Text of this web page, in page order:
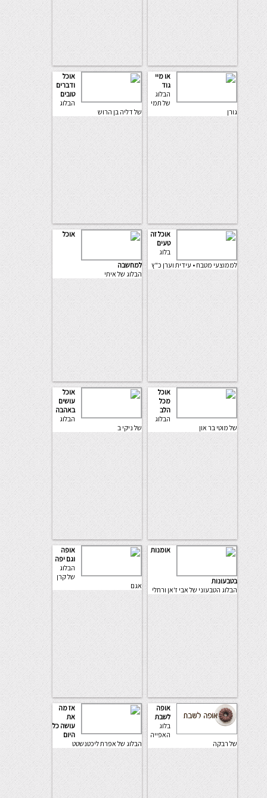
או מיי
גוד
הבלוג
של תמי
גורן
אוכל
ודברים
טובים
הבלוג
של דליה בן הרוש
אוכל זה
טעים
בלוג
לממוצעי מטבח • עידית וערן כ"ץ
אוכל
למחשבה
הבלוג של איתי
אוכל
מכל
הלב
הבלוג
של מוטי בר און
אוכל
עושים
באהבה
הבלוג
של ניקי ב
אומנות
בטבעונות
הבלוג הטבעוני של אבי ז'אן ורחלי
אופה
וגם יפה
הבלוג
של קרן
אגם
אופה
לשבת
בלוג
האפייה
של רבקה
אז מה
את
עושה כל
היום
הבלוג של אפרת ליכטנשטט